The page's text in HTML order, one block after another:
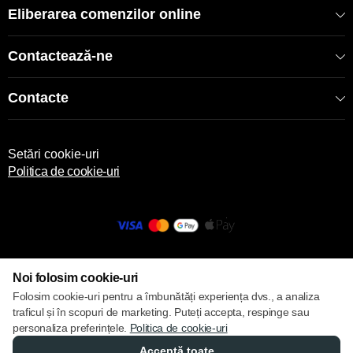
Eliberarea comenzilor online
Contactează-ne
Contacte
Setări cookie-uri
Politica de cookie-uri
Noi folosim cookie-uri
Folosim cookie-uri pentru a îmbunătăți experiența dvs., a analiza
traficul și în scopuri de marketing. Puteți accepta, respinge sau
personaliza preferințele. Politica de cookie-uri